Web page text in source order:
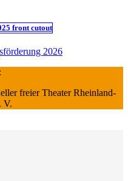
2026
freier Theater Rheinland-
V.